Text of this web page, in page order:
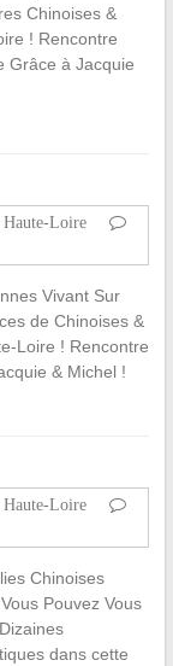
Chinoises &
! Rencontre
Grâce à Jacquie
Haute-Loire
Vivant Sur
de Chinoises &
Loire ! Rencontre
& Michel !
Haute-Loire
Chinoises
Pouvez Vous
dans cette